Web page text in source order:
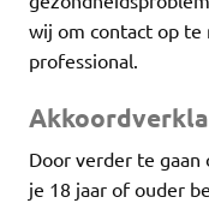
wij om contact op
professional.
Door verder te
je 18 jaar of ouder